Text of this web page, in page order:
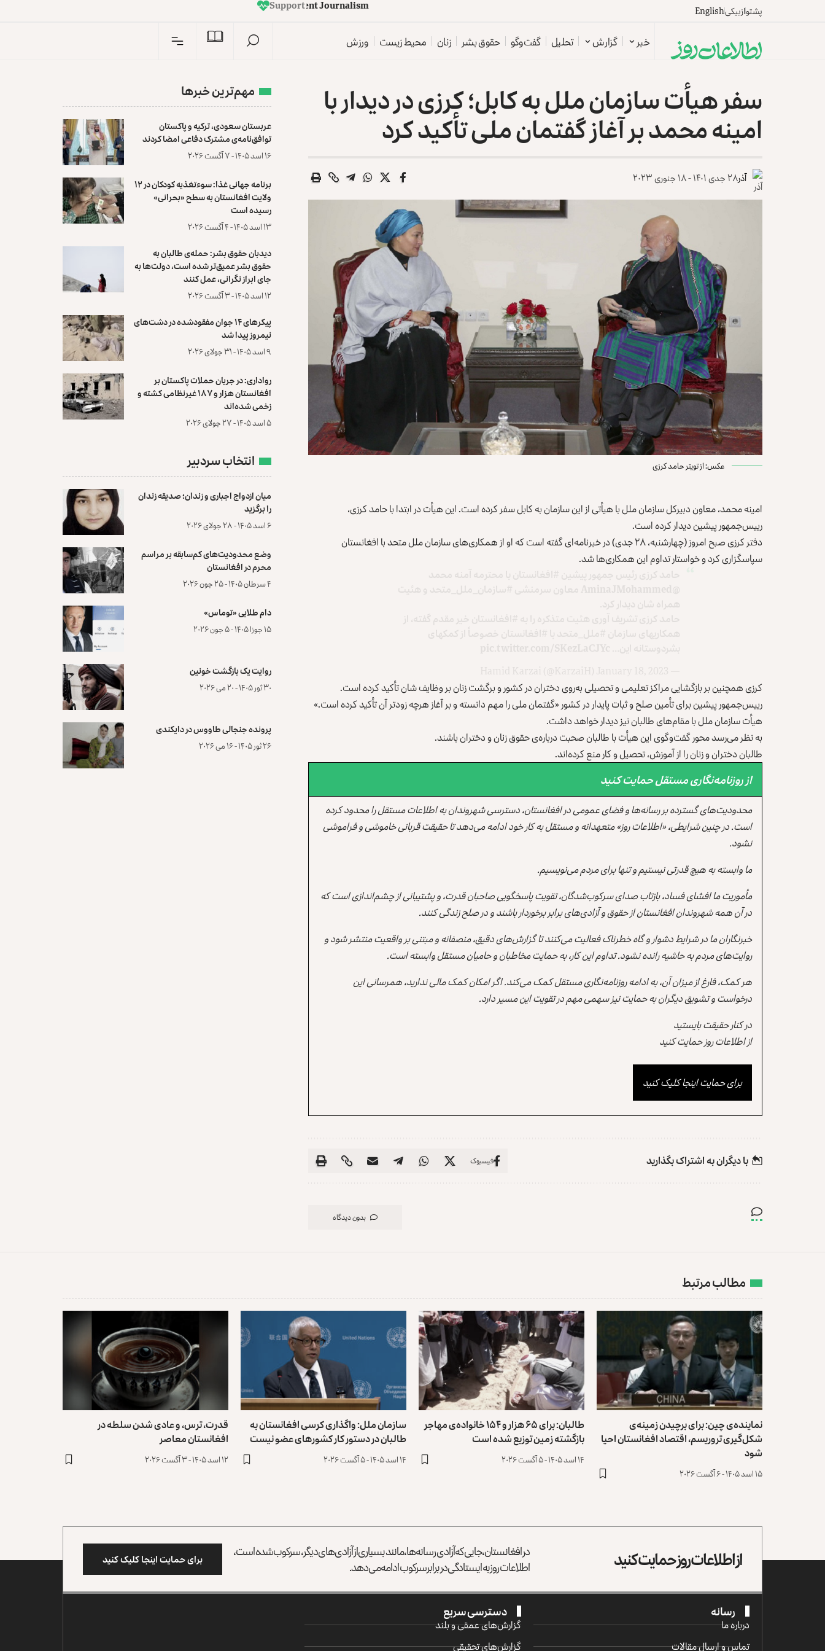
پشتوازبیکیEnglish
s
i
l
a
n
r
u
o
J
t
n
e
d
n
e
p
e
d
n
I Support
خبر گزارش تحلیل گفت‌وگو حقوق بشر زنان محیط زیست ورزش
سفر هیأت سازمان ملل به کابل؛ کرزی در دیدار با
امینه محمد بر آغاز گفتمان ملی تأکید کرد
آذر۲۸ جدی ۱۴۰۱ - ۱۸ جنوری ۲۰۲۳
عکس: از تویتر حامد کرزی
امینه محمد، معاون دبیرکل سازمان ملل با هیأتی از این سازمان به کابل سفر کرده است. این هیأت در ابتدا با حامد کرزی،
رییس‌جمهور پیشین دیدار کرده است.
دفتر کرزی صبح امروز (چهارشنبه، ۲۸ جدی) در خبرنامه‌ای گفته است که او از همکاری‌های سازمان ملل متحد با افغانستان
سپاسگزاری کرد و خواستار تداوم این همکاری‌ها شد.
کرزی همچنین بر بازگشایی مراکز تعلیمی و تحصیلی به‌روی دختران در کشور و برگشت زنان بر وظایف شان تأکید کرده است.
ریيس‌جمهور پیشین برای تأمین صلح و ثبات پایدار در کشور «گفتمان ملی را مهم دانسته و بر آغاز هرچه زودتر آن تأکید کرده است.»
هیأت سازمان ملل با مقام‌های طالبان نیز دیدار خواهد داشت.
به نظر می‌رسد محور گفت‌وگوی این هیأت با طالبان صحبت درباره‌ی حقوق زنان و دختران باشند.
طالبان دختران و زنان را از آموزش، تحصیل و کار منع کرده‌اند.
از روزنامه‌نگاری مستقل حمایت کنید
محدودیت‌های گسترده بر رسانه‌ها و فضای عمومی در افغانستان، دسترسی شهروندان به اطلاعات مستقل را محدود کرده
است. در چنین شرایطی، «اطلاعات روز» متعهدانه و مستقل به کار خود ادامه می‌دهد تا حقیقت قربانی خاموشی و فراموشی
نشود.
ما وابسته به هیچ قدرتی نیستیم و تنها برای مردم می‌نویسیم.
مأموریت ما افشای فساد، بازتاب صدای سرکوب‌شدگان، تقویت پاسخگویی صاحبان قدرت، و پشتیبانی از چشم‌اندازی است که
در آن همه شهروندان افغانستان از حقوق و آزادی‌های برابر برخوردار باشند و در صلح زندگی کنند.
خبرنگاران ما در شرایط دشوار و گاه خطرناک فعالیت می‌کنند تا گزارش‌های دقیق، منصفانه و مبتنی بر واقعیت منتشر شود و
روایت‌های مردم به حاشیه رانده نشود. تداوم این کار، به حمایت مخاطبان و حامیان مستقل وابسته است.
هر کمک، فارغ از میزان آن، به ادامه روزنامه‌نگاری مستقل کمک می‌کند. اگر امکان کمک مالی ندارید، همرسانی این
درخواست و تشویق دیگران به حمایت نیز سهمی مهم در تقویت این مسیر دارد.
در کنار حقیقت بایستید
از اطلاعات روز حمایت کنید
برای حمایت اینجا کلیک کنید
با دیگران به‌‌ اشتراک بگذارید فیسبوک
بدون دیدگاه
مهم‌ترین خبرها
عربستان سعودی، ترکیه و پاکستان
توافق‌نامه‌ی مشترک دفاعی امضا کردند
۱۶ اسد ۱۴۰۵ - ۷ آگست ۲۰۲۶
برنامه جهانی غذا: سوءتغذیه کودکان در ۱۲
ولایت افغانستان به سطح «بحرانی»
رسیده است
۱۳ اسد ۱۴۰۵ - ۴ آگست ۲۰۲۶
دیدبان حقوق بشر: حمله‌ی طالبان به
حقوق بشر عمیق‌تر شده است، دولت‌ها به
جای ابراز نگرانی، عمل کنند
۱۲ اسد ۱۴۰۵ - ۳ آگست ۲۰۲۶
پیکرهای ۱۴ جوان مفقودشده در دشت‌های
نیمروز پیدا شد
۹ اسد ۱۴۰۵ - ۳۱ جولای ۲۰۲۶
رواداری: در جریان حملات پاکستان بر
افغانستان هزار و ۱۸۷ غیرنظامی کشته و
زخمی شده‌اند
۵ اسد ۱۴۰۵ - ۲۷ جولای ۲۰۲۶
انتخاب سردبیر
میان ازدواج اجباری و زندان؛ صدیقه زندان
را برگزید
۶ اسد ۱۴۰۵ - ۲۸ جولای ۲۰۲۶
وضع محدودیت‌های کم‌سابقه بر مراسم
محرم در افغانستان
۴ سرطان ۱۴۰۵ - ۲۵ جون ۲۰۲۶
دام طلایی «توماس»
۱۵ جوزا ۱۴۰۵ - ۵ جون ۲۰۲۶
روایت یک بازگشت خونین
۳۰ ثور ۱۴۰۵ - ۲۰ می ۲۰۲۶
پرونده‌ جنجالی طاووس در دایکندی
۲۶ ثور ۱۴۰۵ - ۱۶ می ۲۰۲۶
مطالب مرتبط
نماینده‌ی چین: برای برچیدن زمینه‌ی
شکل‌گیری تروریسم، اقتصاد افغانستان احیا
شود
۱۵ اسد ۱۴۰۵ - ۶ آگست ۲۰۲۶
طالبان: برای ۶۵ هزار و ۱۵۴ خانواده‌ی مهاجر
بازگشته زمین توزیع ‏شده است
۱۴ اسد ۱۴۰۵ - ۵ آگست ۲۰۲۶
سازمان ملل: واگذاری کرسی افغانستان به
طالبان در دستور کار کشورهای ‏عضو نیست
۱۴ اسد ۱۴۰۵ - ۵ آگست ۲۰۲۶
قدرت، ترس، و عادی ‌شدن سلطه در
افغانستان معاصر
۱۲ اسد ۱۴۰۵ - ۳ آگست ۲۰۲۶
از اطلاعات روز حمایت کنید در افغانستان، جایی که آزادی رسانه‌ها، مانند بسیاری از آزادی‌های دیگر، سرکوب شده است،
اطلاعات روز به ایستادگی در برابر سرکوب ادامه می‌دهد. برای حمایت اینجا کلیک کنید
رسانه
درباره ما
تماس و ارسال مقالات
دسترسی سریع
گزارش‌‌های عمقی و بلند
گزارش‌های تحقیقی